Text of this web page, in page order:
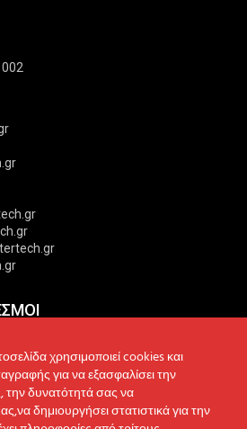
Πολιτική Απορρήτου
Πολιτική Cookies
Πολιτική Προστασίας
χρησιμοποιεί cookies και
για να εξασφαλίσει την
την δυνατότητά σας να
δημιουργήσει στατιστικά για την